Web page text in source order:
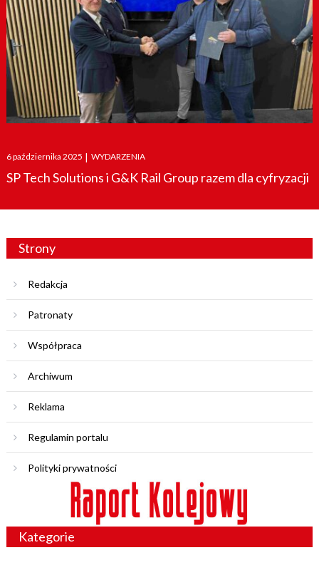
Posted
on
6 października 2025 | WYDARZENIA
SP Tech Solutions i G&K Rail Group razem dla cyfryzacji
Strony
Redakcja
Patronaty
Współpraca
Archiwum
Reklama
Regulamin portalu
Polityki prywatności
Kategorie